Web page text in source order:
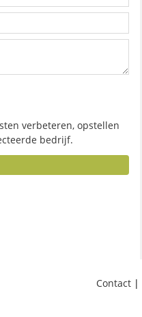
verbeteren, opstellen
bedrijf.
Contact |